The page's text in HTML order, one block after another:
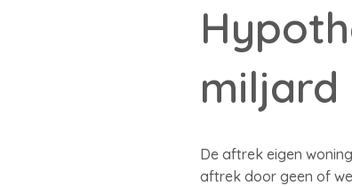
miljard
De aftrek eigen
aftrek door geen of